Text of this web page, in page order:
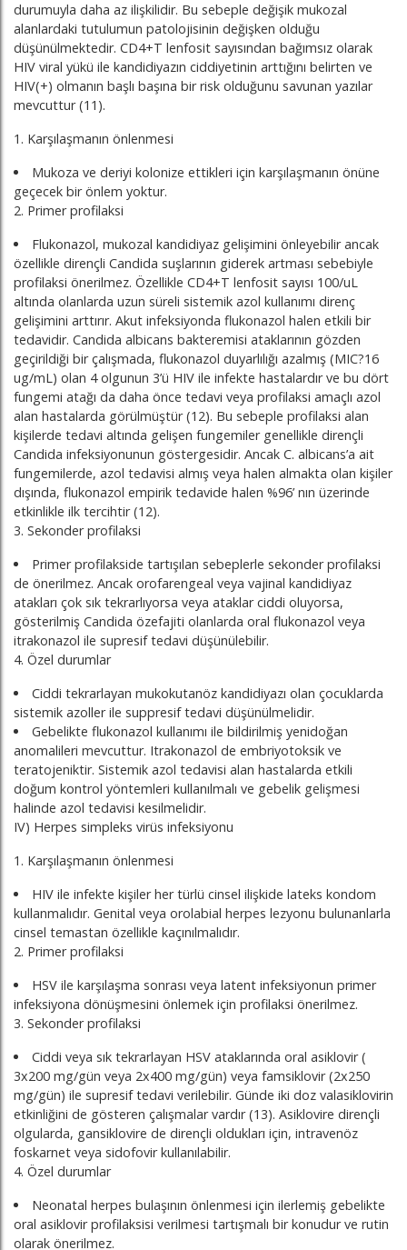
durumuyla daha az ilişkilidir. Bu sebeple değişik mukozal
alanlardaki tutulumun patolojisinin değişken olduğu
düşünülmektedir. CD4+T lenfosit sayısından bağımsız olarak
HIV viral yükü ile kandidiyazın ciddiyetinin arttığını belirten ve
HIV(+) olmanın başlı başına bir risk olduğunu savunan yazılar
mevcuttur (11).
1. Karşılaşmanın önlenmesi
Mukoza ve deriyi kolonize ettikleri için karşılaşmanın önüne
geçecek bir önlem yoktur.
2. Primer profilaksi
Flukonazol, mukozal kandidiyaz gelişimini önleyebilir ancak
özellikle dirençli Candida suşlarının giderek artması sebebiyle
profilaksi önerilmez. Özellikle CD4+T lenfosit sayısı 100/uL
altında olanlarda uzun süreli sistemik azol kullanımı direnç
gelişimini arttırır. Akut infeksiyonda flukonazol halen etkili bir
tedavidir. Candida albicans bakteremisi ataklarının gözden
geçirildiği bir çalışmada, flukonazol duyarlılığı azalmış (MIC?16
ug/mL) olan 4 olgunun 3’ü HIV ile infekte hastalardır ve bu dört
fungemi atağı da daha önce tedavi veya profilaksi amaçlı azol
alan hastalarda görülmüştür (12). Bu sebeple profilaksi alan
kişilerde tedavi altında gelişen fungemiler genellikle dirençli
Candida infeksiyonunun göstergesidir. Ancak C. albicans’a ait
fungemilerde, azol tedavisi almış veya halen almakta olan kişiler
dışında, flukonazol empirik tedavide halen %96’ nın üzerinde
etkinlikle ilk tercihtir (12).
3. Sekonder profilaksi
Primer profilakside tartışılan sebeplerle sekonder profilaksi
de önerilmez. Ancak orofarengeal veya vajinal kandidiyaz
atakları çok sık tekrarlıyorsa veya ataklar ciddi oluyorsa,
gösterilmiş Candida özefajiti olanlarda oral flukonazol veya
itrakonazol ile supresif tedavi düşünülebilir.
4. Özel durumlar
Ciddi tekrarlayan mukokutanöz kandidiyazı olan çocuklarda
sistemik azoller ile suppresif tedavi düşünülmelidir.
Gebelikte flukonazol kullanımı ile bildirilmiş yenidoğan
anomalileri mevcuttur. Itrakonazol de embriyotoksik ve
teratojeniktir. Sistemik azol tedavisi alan hastalarda etkili
doğum kontrol yöntemleri kullanılmalı ve gebelik gelişmesi
halinde azol tedavisi kesilmelidir.
IV) Herpes simpleks virüs infeksiyonu
1. Karşılaşmanın önlenmesi
HIV ile infekte kişiler her türlü cinsel ilişkide lateks kondom
kullanmalıdır. Genital veya orolabial herpes lezyonu bulunanlarla
cinsel temastan özellikle kaçınılmalıdır.
2. Primer profilaksi
HSV ile karşılaşma sonrası veya latent infeksiyonun primer
infeksiyona dönüşmesini önlemek için profilaksi önerilmez.
3. Sekonder profilaksi
Ciddi veya sık tekrarlayan HSV ataklarında oral asiklovir (
3x200 mg/gün veya 2x400 mg/gün) veya famsiklovir (2x250
mg/gün) ile supresif tedavi verilebilir. Günde iki doz valasiklovirin
etkinliğini de gösteren çalışmalar vardır (13). Asiklovire dirençli
olgularda, gansiklovire de dirençli oldukları için, intravenöz
foskarnet veya sidofovir kullanılabilir.
4. Özel durumlar
Neonatal herpes bulaşının önlenmesi için ilerlemiş gebelikte
oral asiklovir profilaksisi verilmesi tartışmalı bir konudur ve rutin
olarak önerilmez.